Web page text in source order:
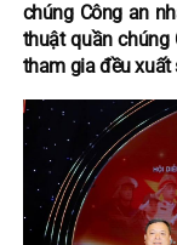
chúng Công an
thuật quần chúng
tham gia đều xuất